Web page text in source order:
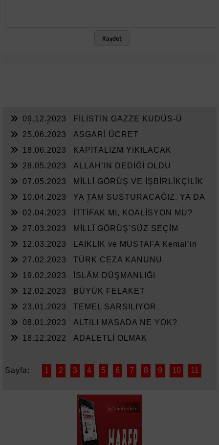
Kaydet
09.12.2023
FİLİSTİN GAZZE KUDÜS-Ü
25.06.2023
ASGARİ ÜCRET
18.06.2023
KAPİTALİZM YIKILACAK
28.05.2023
ALLAH’IN DEDİĞİ OLDU
07.05.2023
MİLLİ GÖRÜŞ VE İŞBİRLİKÇİLİK
10.04.2023
YA TAM SUSTURACAĞIZ, YA DA
02.04.2023
İTTİFAK MI, KOALİSYON MU?
27.03.2023
MİLLÎ GÖRÜŞ’SÜZ SEÇİM
12.03.2023
LAİKLİK ve MUSTAFA Kemal’in
27.02.2023
TÜRK CEZA KANUNU
19.02.2023
İSLÂM DÜŞMANLIĞI
12.02.2023
BÜYÜK FELAKET
23.01.2023
TEMEL SARSILIYOR
08.01.2023
ALTILI MASADA NE YOK?
18.12.2022
ADALETLİ OLMAK
Sayfa: 1 2 3 4 5 6 7 8 9 10 11